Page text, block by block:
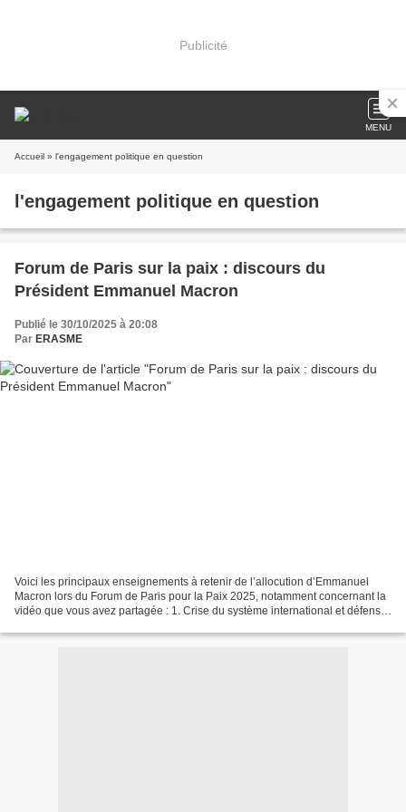
Publicité
MENU
Accueil » l'engagement politique en question
l'engagement politique en question
Forum de Paris sur la paix : discours du
Président Emmanuel Macron
Publié le 30/10/2025 à 20:08
Par ERASME
Voici les principaux enseignements à retenir de l’allocution d’Emmanuel
Macron lors du Forum de Paris pour la Paix 2025, notamment concernant la
vidéo que vous avez partagée : 1. Crise du système international et défense